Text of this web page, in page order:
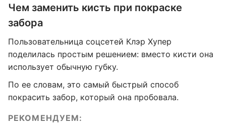
Чем заменить кисть при покраске
забора
Пользовательница соцсетей Клэр Хупер
поделилась простым решением: вместо кисти она
использует обычную губку.
По ее словам, это самый быстрый способ
покрасить забор, который она пробовала.
РЕКОМЕНДУЕМ: